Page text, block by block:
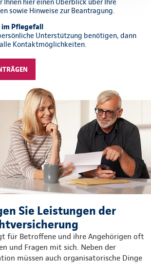
Ihnen hier einen Überblick über Ihre
sowie Hinweise zur Beantragung.
Pflegefall
Unterstützung benötigen, dann
Kontaktmöglichkeiten.
Sie Leistungen der
für Betroffene und ihre Angehörigen oft
und Fragen mit sich. Neben der
müssen auch organisatorische Dinge